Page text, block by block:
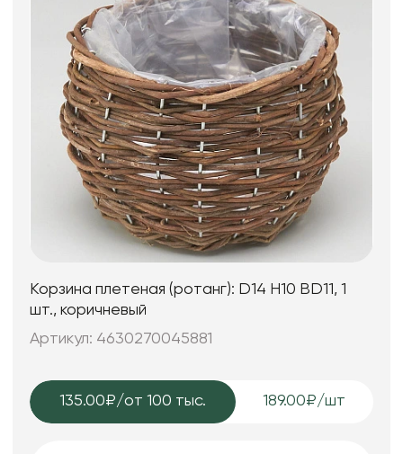
Корзина плетеная (ротанг): D14 H10 BD11, 1
шт., коричневый
Артикул: 4630270045881
135.00₽/от 100 тыс. 189.00₽/шт